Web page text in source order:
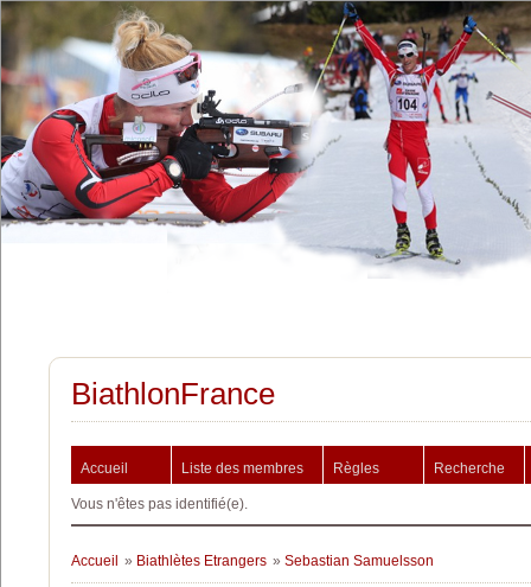
BiathlonFrance
Accueil Liste des membres Règles Recherche
Vous n'êtes pas identifié(e).
Accueil » Biathlètes Etrangers » Sebastian Samuelsson